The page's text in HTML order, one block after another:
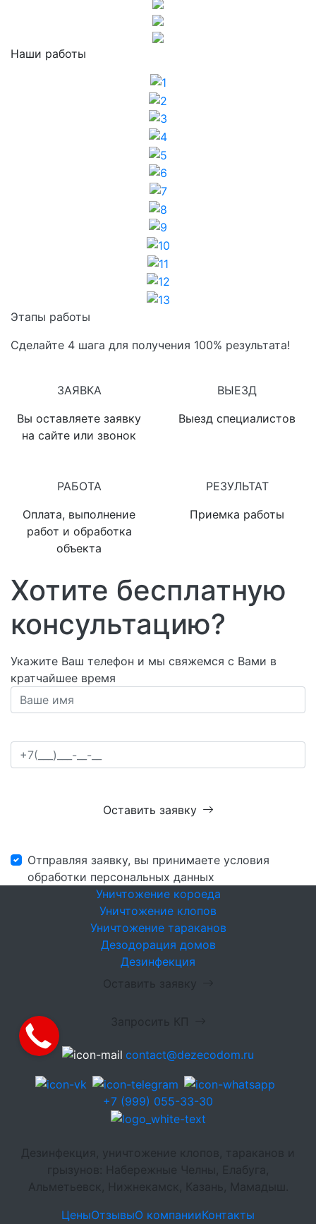
Наши работы
1
4
7
10
12
13
Этапы работы
Сделайте 4 шага для получения 100% результата!
ЗАЯВКА
Вы оставляете заявку
на сайте или звонок
ВЫЕЗД
Выезд специалистов
РАБОТА
Оплата, выполнение
работ и обработка
объекта
РЕЗУЛЬТАТ
Приемка работы
Хотите бесплатную
консультацию?
Укажите Ваш телефон и мы свяжемся с Вами в
кратчайшее время
Оставить заявку
Отправляя заявку, вы принимаете условия
обработки персональных данных
Уничтожение короеда
Уничтожение клопов
Уничтожение тараканов
Дезодорация домов
Дезинфекция
Дезинфекция, уничтожение клопов, тараканов и
грызунов: Набережные Челны, Елабуга,
Альметьевск, Нижнекамск, Казань, Мамадыш.
Оставить заявку
Запросить КП
contact@dezecodom.ru
+7 (999) 055-33-30
ЦеныОтзывыО компанииКонтакты